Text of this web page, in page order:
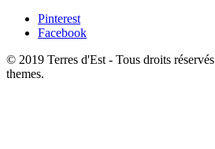
Pinterest
Facebook
© 2019 Terres d'Est - Tous droits réservés
themes.